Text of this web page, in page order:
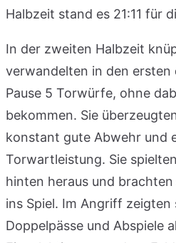
Halbzeit stand es 21:11 für
In der zweiten Halbzeit
verwandelten in den
Pause 5 Torwürfe, ohne
bekommen. Sie
konstant gute Abwehr und
Torwartleistung. Sie
hinten heraus und
ins Spiel. Im Angriff zeigten
Doppelpässe und Abspiele